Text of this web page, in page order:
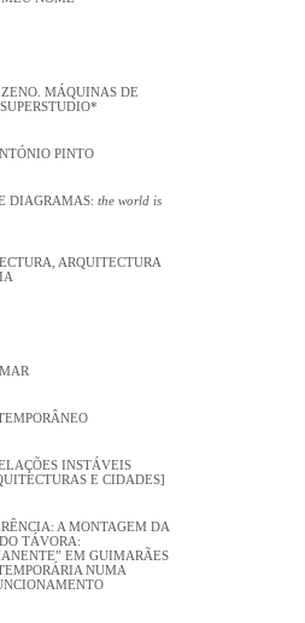
MÁQUINAS DE
PINTO
DIAGRAMAS: the world is
ARQUITECTURA
INSTÁVEIS
E CIDADES]
A MONTAGEM DA
TÁVORA:
EM GUIMARÃES
NUMA